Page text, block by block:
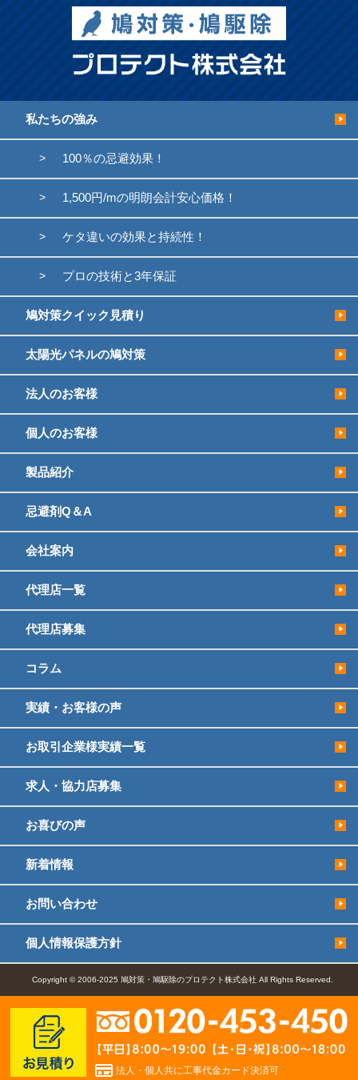
私たちの強み
100％の忌避効果！
1,500円/mの明朗会計安心価格！
ケタ違いの効果と持続性！
プロの技術と3年保証
鳩対策クイック見積り
太陽光パネルの鳩対策
法人のお客様
個人のお客様
製品紹介
忌避剤Q＆A
会社案内
代理店一覧
代理店募集
コラム
実績・お客様の声
お取引企業様実績一覧
求人・協力店募集
お喜びの声
新着情報
お問い合わせ
個人情報保護方針
Copyright © 2006-2025 鳩対策・鳩駆除のプロテクト株式会社 All Rights Reserved.
法人・個人共に工事代金カード決済可